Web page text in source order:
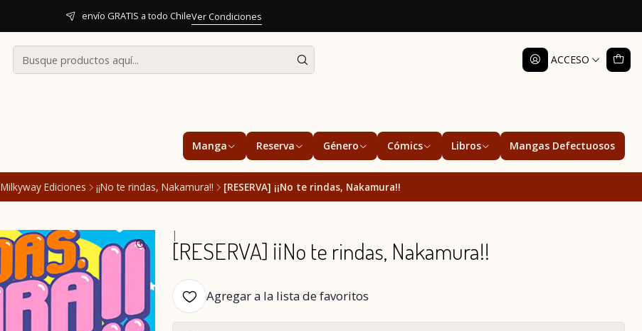
ACCESO
Manga Reserva Género Cómics Libros Mangas Defectuosos
envío GRATIS a todo ChileVer Condiciones
Milkyway Ediciones ¡¡No te rindas, Nakamura!! [RESERVA] ¡¡No te rindas, Nakamura!!
|
[RESERVA] ¡¡No te rindas, Nakamura!!
Agregar a la lista de favoritos